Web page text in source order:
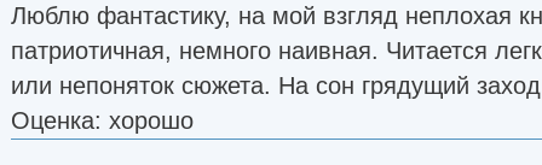
Люблю фантастику, на мой взгляд неплохая
патриотичная, немного наивная. Читается
или непоняток сюжета. На сон грядущий
Оценка: хорошо